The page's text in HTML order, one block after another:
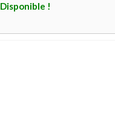
Disponible !